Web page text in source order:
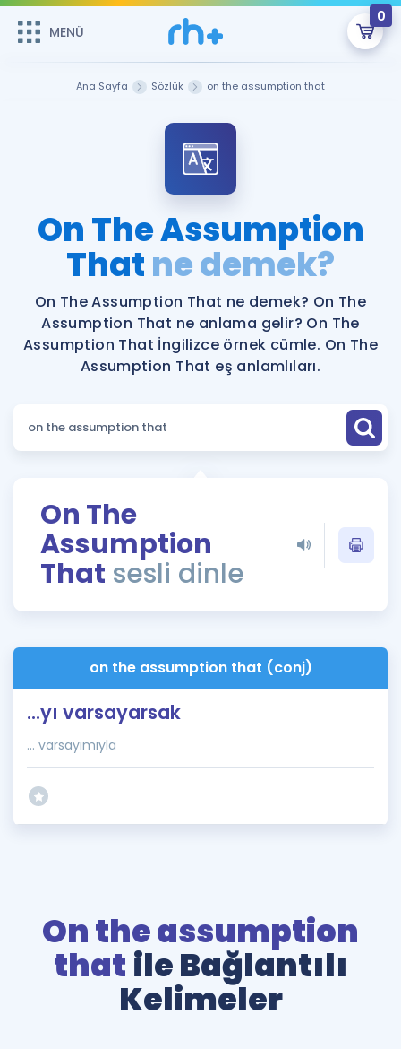
MENÜ
0
Şifremi Hatırlamıyorum
Sepetin Şu An Boş.
Remzi Hoca ile seni sınava hazırlayacak onlarca eğitim seni
bekliyor!
MENÜ
Katılımcı Görüşleri
Faydalı Araçlar
Ücretsiz Kaynaklar
Kampanyalar
Blog
Blog
İngilizce Gramer
Hakkımızda
Kariyer
Ana Sayfa Sözlük on the assumption that
On The Assumption
Thatne demek?
On The Assumption That ne demek? On The
Assumption That ne anlama gelir? On The
Assumption That İngilizce örnek cümle. On The
Assumption That eş anlamlıları.
On The
Assumption
That sesli dinle
on the assumption that (conj)
...yı varsayarsak
... varsayımıyla
On the assumption
that ile Bağlantılı
Kelimeler